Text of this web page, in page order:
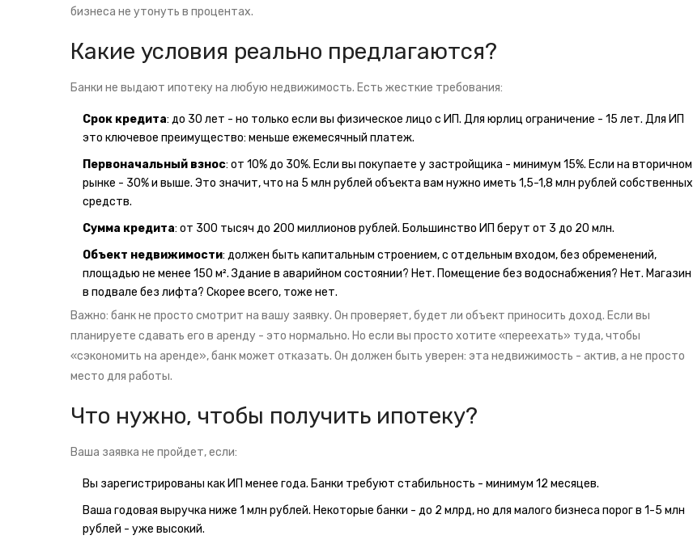
бизнеса не утонуть в процентах.
Какие условия реально предлагаются?
Банки не выдают ипотеку на любую недвижимость. Есть жесткие требования:
Срок кредита: до 30 лет - но только если вы физическое лицо с ИП. Для юрлиц ограничение - 15 лет. Для ИП
это ключевое преимущество: меньше ежемесячный платеж.
Первоначальный взнос: от 10% до 30%. Если вы покупаете у застройщика - минимум 15%. Если на вторичном
рынке - 30% и выше. Это значит, что на 5 млн рублей объекта вам нужно иметь 1,5-1,8 млн рублей собственных
средств.
Сумма кредита: от 300 тысяч до 200 миллионов рублей. Большинство ИП берут от 3 до 20 млн.
Объект недвижимости: должен быть капитальным строением, с отдельным входом, без обременений,
площадью не менее 150 м². Здание в аварийном состоянии? Нет. Помещение без водоснабжения? Нет. Магазин
в подвале без лифта? Скорее всего, тоже нет.
Важно: банк не просто смотрит на вашу заявку. Он проверяет, будет ли объект приносить доход. Если вы
планируете сдавать его в аренду - это нормально. Но если вы просто хотите «переехать» туда, чтобы
«сэкономить на аренде», банк может отказать. Он должен быть уверен: эта недвижимость - актив, а не просто
место для работы.
Что нужно, чтобы получить ипотеку?
Ваша заявка не пройдет, если:
Вы зарегистрированы как ИП менее года. Банки требуют стабильность - минимум 12 месяцев.
Ваша годовая выручка ниже 1 млн рублей. Некоторые банки - до 2 млрд, но для малого бизнеса порог в 1-5 млн
рублей - уже высокий.